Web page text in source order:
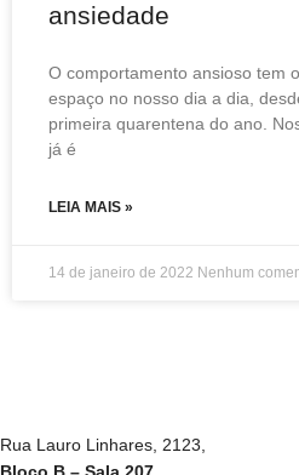
ansiedade
O comportamento ansioso tem
espaço no nosso dia a dia,
primeira quarentena do ano.
já é
LEIA MAIS »
14 de janeiro de 2022 Nenhum
Rua Lauro Linhares, 2123,